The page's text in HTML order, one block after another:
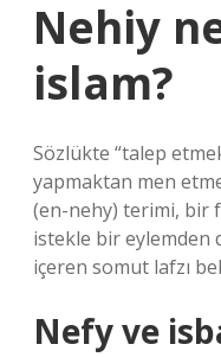
Nehiy
islam?
Sözlükte “talep
yapmaktan men
(en-nehy) terimi, bir
istekle bir eylemden
içeren somut lafzı
Nefy ve